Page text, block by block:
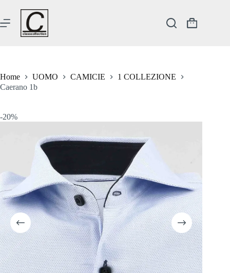
contenuto
Carrello
Home UOMO CAMICIE
1 COLLEZIONE
Caerano 1b
-20%